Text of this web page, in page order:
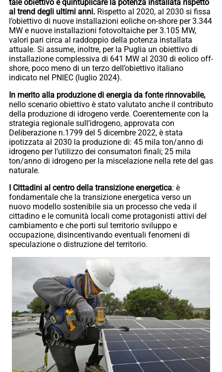
tale obiettivo è quintuplicare la potenza installata rispetto
al trend degli ultimi anni. Rispetto al 2020, al 2030 si fissa
l’obiettivo di nuove installazioni eoliche on-shore per 3.344
MW e nuove installazioni fotovoltaiche per 3.105 MW,
valori pari circa al raddoppio della potenza installata
attuale. Si assume, inoltre, per la Puglia un obiettivo di
installazione complessiva di 641 MW al 2030 di eolico off-
shore, poco meno di un terzo dell’obiettivo italiano
indicato nel PNIEC (luglio 2024).
In merito alla produzione di energia da fonte rinnovabile,
nello scenario obiettivo è stato valutato anche il contributo
della produzione di idrogeno verde. Coerentemente con la
strategia regionale sull’idrogeno, approvata con
Deliberazione n.1799 del 5 dicembre 2022, è stata
ipotizzata al 2030 la produzione di: 45 mila ton/anno di
idrogeno per l’utilizzo dei consumatori finali; 25 mila
ton/anno di idrogeno per la miscelazione nella rete del gas
naturale.
I Cittadini al centro della transizione energetica: è
fondamentale che la transizione energetica verso un
nuovo modello sostenibile sia un processo che veda il
cittadino e le comunità locali come protagonisti attivi del
cambiamento e che porti sul territorio sviluppo e
occupazione, disincentivando eventuali fenomeni di
speculazione o distruzione del territorio.